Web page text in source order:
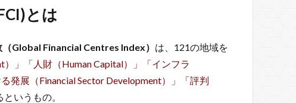
とは
Global Financial Centres Index） は、121の地域を
）」「人財（Human Capital）」「インフラ
発展（Financial Sector Development）」「評判
いうもの。